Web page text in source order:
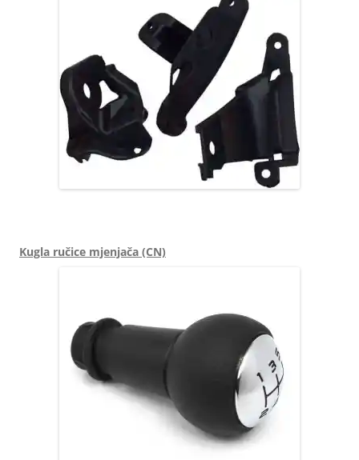
Kugla ručice mjenjača (CN)